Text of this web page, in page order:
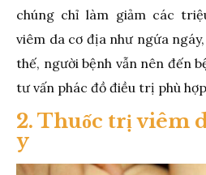
chúng chỉ làm giảm các
viêm da cơ địa như ngứa
thế, người bệnh vẫn nên đến
tư vấn phác đồ điều trị phù
2. Thuốc trị viêm
y